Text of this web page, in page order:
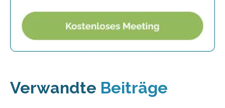
Verwandte Beiträge